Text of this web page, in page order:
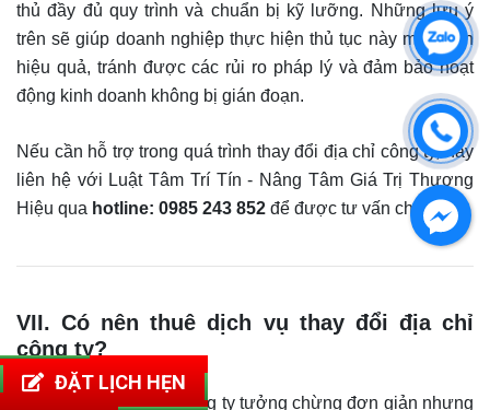
thủ đầy đủ quy trình và chuẩn bị kỹ lưỡng. Những lưu ý
trên sẽ giúp doanh nghiệp thực hiện thủ tục này một cách
hiệu quả, tránh được các rủi ro pháp lý và đảm bảo hoạt
động kinh doanh không bị gián đoạn.
Nếu cần hỗ trợ trong quá trình thay đổi địa chỉ công ty, hãy
liên hệ với Luật Tâm Trí Tín - Nâng Tâm Giá Trị Thương
Hiệu qua hotline: 0985 243 852 để được tư vấn chi tiết.
VII. Có nên thuê dịch vụ thay đổi địa chỉ
công ty?
Việc thay đổi địa chỉ công ty tưởng chừng đơn giản nhưng
ĐẶT LỊCH HẸN